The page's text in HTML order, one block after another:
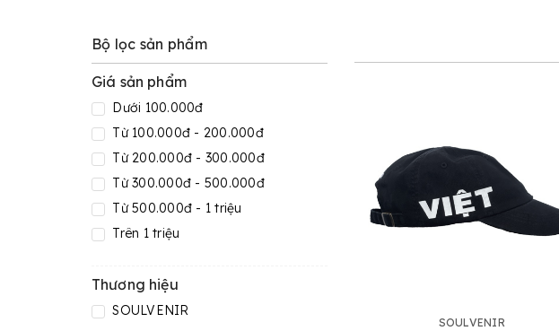
Bộ lọc sản phẩm
Giá sản phẩm
Dưới 100.000đ
Từ 100.000đ - 200.000đ
Từ 200.000đ - 300.000đ
Từ 300.000đ - 500.000đ
Từ 500.000đ - 1 triệu
Trên 1 triệu
Thương hiệu
SOULVENIR
SOULVENIR